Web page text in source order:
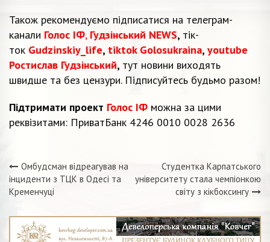
Також рекомендуємо підписатися на телеграм-
канали Голос ІФ, Гудзінський NEWS, тік-
ток Gudzinskiy_life, tiktok Golosukraina, youtube
Ростислав Гудзінський, тут новини виходять
швидше та без цензури. Підписуйтесь будьмо разом!
Підтримати проект Голос ІФ можна за цими
реквізитами: ПриватБанк 4246 0010 0028 2636
Навігація
Омбудсман відреагував на
інциденти з ТЦК в Одесі та
Кременчуці
Студентка Карпатського
університету стала чемпіонкою
світу з кікбоксингу